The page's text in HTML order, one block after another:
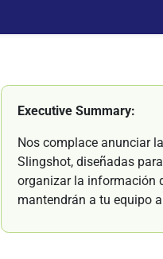
Executive Summary:
Nos complace anunciar
Slingshot, diseñadas
organizar la información
mantendrán a tu equipo